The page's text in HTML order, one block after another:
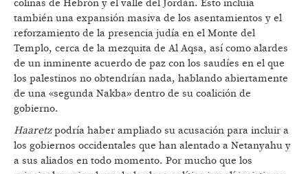
colinas de Hebrón y el valle del Jordán. Esto incluía
también una expansión masiva de los asentamientos y el
reforzamiento de la presencia judía en el Monte del
Templo, cerca de la mezquita de Al Aqsa, así como alardes
de un inminente acuerdo de paz con los saudíes en el que
los palestinos no obtendrían nada, hablando abiertamente
de una «segunda Nakba» dentro de su coalición de
gobierno.
Haaretzpodría haber ampliado su acusación para incluir a
los gobiernos occidentales que han alentado a Netanyahu y
a sus aliados en todo momento. Por mucho que los